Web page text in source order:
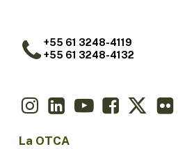
+55 61 3248-4119
+55 61 3248-4132
La OTCA